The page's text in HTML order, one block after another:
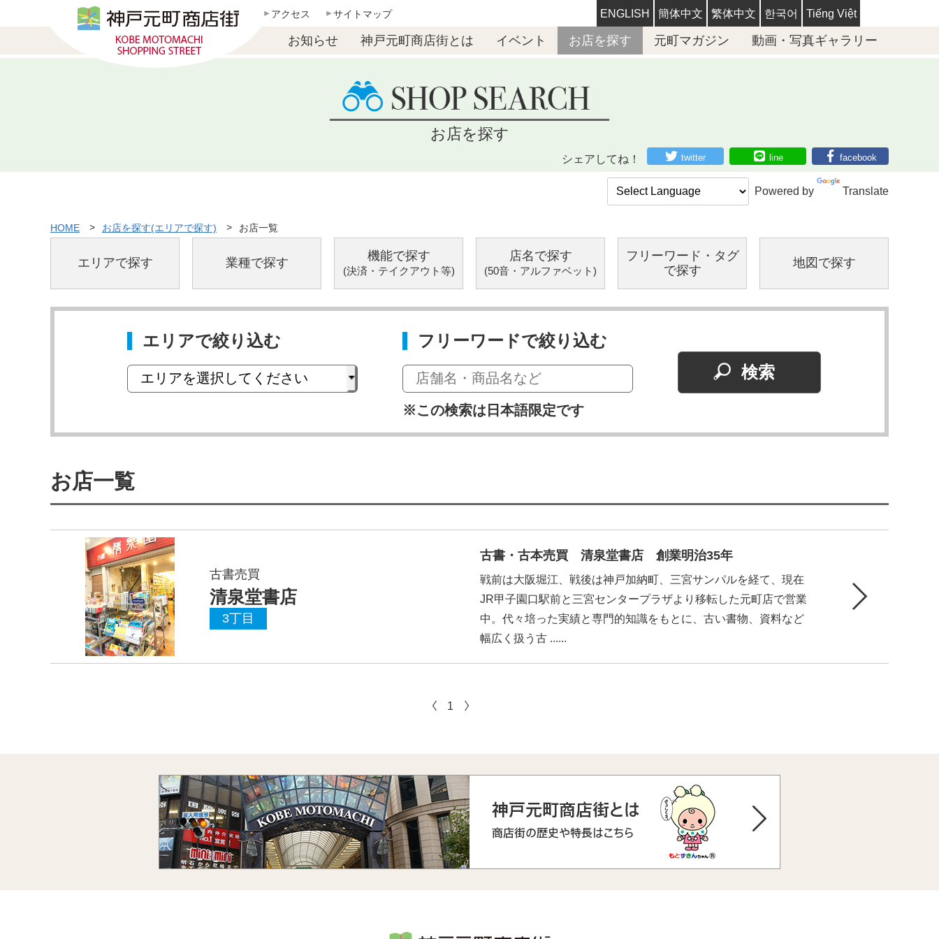
アクセス サイトマップ ENGLISH 簡体中文 繁体中文 한국어 Tiếng Việt
お知らせ 神戸元町商店街とは イベント お店を探す 元町マガジン 動画・写真ギャラリー
お店を探す
シェアしてね！ twitter line facebook
Powered by Translate
HOME お店を探す(エリアで探す) お店一覧
エリアで探す 業種で探す 機能で探す
(決済・テイクアウト等)
店名で探す
(50音・アルファベット)
フリーワード・ タグ
で探す
地図で探す
エリアで絞り込む フリーワードで絞り込む
※この検索は日本語限定です
お店一覧
古書売買
清泉堂書店
3丁目
古書・古本売買 清泉堂書店 創業明治35年
戦前は大阪堀江、戦後は神戸加納町、三宮サンパルを経て、現在
JR甲子園口駅前と三宮センタープラザより移転した元町店で営業
中。代々培った実績と専門的知識をもとに、古い書物、資料など
幅広く扱う古 ......
1